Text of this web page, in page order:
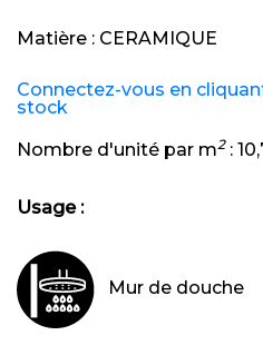
Matière : CERAMIQUE
Connectez-vous en
stock
Nombre d'unité par m2:
Usage :
Mur de douche